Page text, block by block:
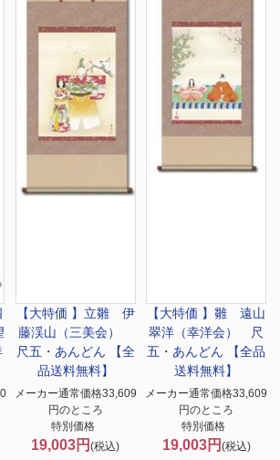
【大特価 】 立雛 伊
藤渓山（三美会）
尺五・あんどん 【全
品送料無料】
メーカー通常価格33,609
円のところ
特別価格
19,003円(税込)
【大特価 】雛 遠山
翠洋（幸洋会） 尺
五・あんどん 【全品
送料無料】
メーカー通常価格33,609
円のところ
特別価格
19,003円 (税込)